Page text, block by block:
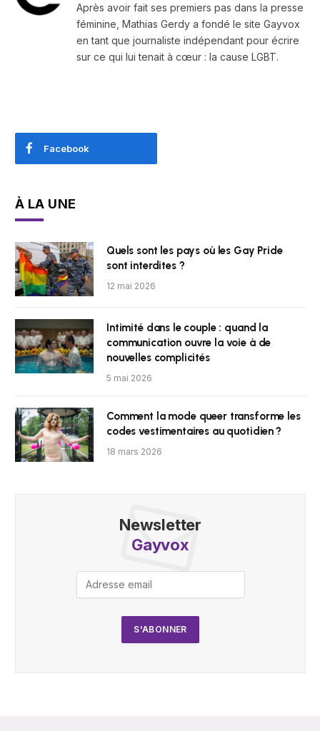
Après avoir fait ses premiers pas dans la presse
féminine, Mathias Gerdy a fondé le site Gayvox
en tant que journaliste indépendant pour écrire
sur ce qui lui tenait à cœur : la cause LGBT.
Facebook
À LA UNE
Quels sont les pays où les Gay Pride
sont interdites ?
12 mai 2026
Intimité dans le couple : quand la
communication ouvre la voie à de
nouvelles complicités
5 mai 2026
Comment la mode queer transforme les
codes vestimentaires au quotidien ?
18 mars 2026
Newsletter
Gayvox